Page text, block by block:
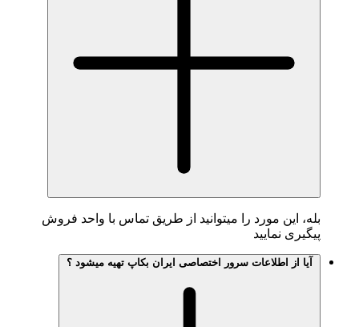
این مورد را میتوانید از طریق تماس با واحد فروش
نمایید
از اطلاعات سرور اختصاصی ایران بکاپ تهیه میشود ؟